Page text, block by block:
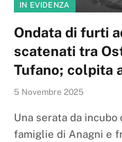
IN EVIDENZA
Ondata di furti
scatenati tra
Tufano; colpita
5 Novembre 2025
Una serata da
famiglie di Anagni e